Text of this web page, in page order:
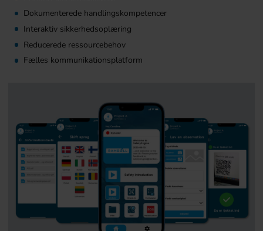
Dokumenterede handlingskompetencer
Interaktiv sikkerhedsoplæring
Reducerede ressourcebehov
Fælles kommunikationsplatform